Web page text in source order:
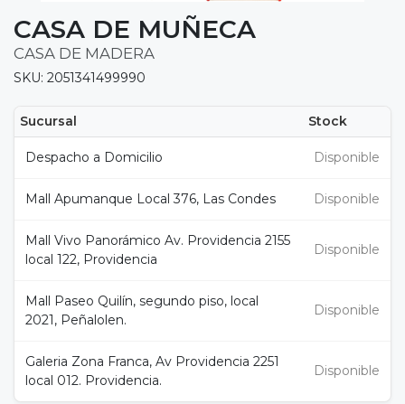
CASA DE MUÑECA
CASA DE MADERA
SKU: 2051341499990
Sucursal Stock
Despacho a Domicilio Disponible
Mall Apumanque Local 376, Las Condes Disponible
Mall Vivo Panorámico Av. Providencia 2155
local 122, Providencia
Disponible
Mall Paseo Quilín, segundo piso, local
2021, Peñalolen.
Disponible
Galeria Zona Franca, Av Providencia 2251
local 012. Providencia.
Disponible